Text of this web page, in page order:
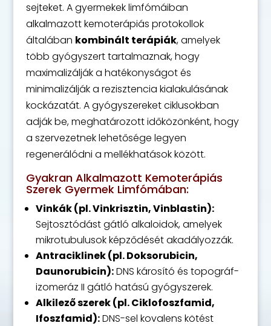
sejteket. A gyermekek limfómáiban
alkalmazott kemoterápiás protokollok
általában kombinált terápiák, amelyek
több gyógyszert tartalmaznak, hogy
maximalizálják a hatékonyságot és
minimalizálják a rezisztencia kialakulásának
kockázatát. A gyógyszereket ciklusokban
adják be, meghatározott időközönként, hogy
a szervezetnek lehetősége legyen
regenerálódni a mellékhatások között.
Gyakran Alkalmazott Kemoterápiás
Szerek Gyermek Limfómában:
Vinkák (pl. Vinkrisztin, Vinblastin):
Sejtosztódást gátló alkaloidok, amelyek
mikrotubulusok képződését akadályozzák.
Antraciklinek (pl. Doksorubicin,
Daunorubicin):DNS károsító és topográf-
izomeráz II gátló hatású gyógyszerek.
Alkilező szerek (pl. Ciklofoszfamid,
Ifoszfamid):DNS-sel kovalens kötést